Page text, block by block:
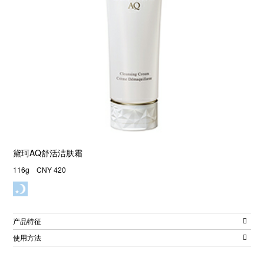
黛珂AQ舒活洁肤霜
116g CNY 420
产品特征
使用方法